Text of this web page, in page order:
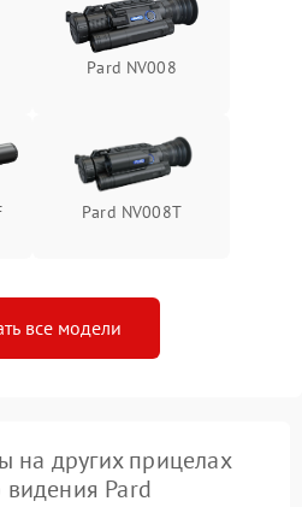
Pard NV008
Pard NV008T
все модели
на других прицелах
видения Pard